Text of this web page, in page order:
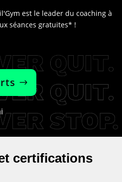
est le leader du coaching à
séances gratuites* !
certifications